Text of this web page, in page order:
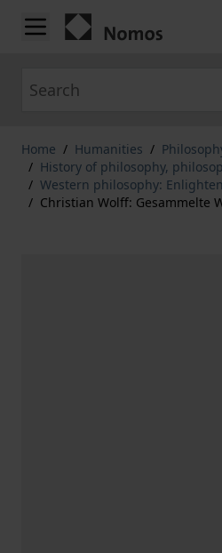
Skip to Content
Home / Humanities /
/ History of philosophy,
/ Western philosophy:
/ Christian Wolff: Gesammelte